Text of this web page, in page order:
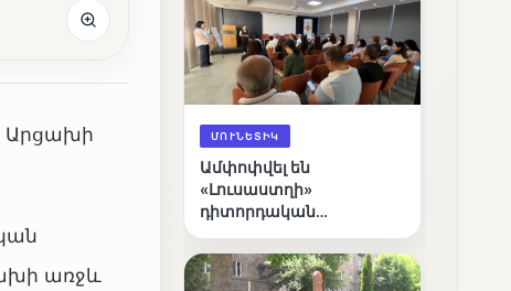
Արցախի
առջև
ՄՈՒՆԵՏԻԿ
Ամփոփվել են
«Լուսաստղի»
դիտորդական
արդյունքները